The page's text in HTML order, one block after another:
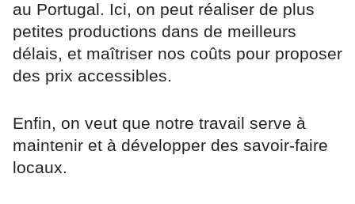
au Portugal. Ici, on peut réaliser de plus
petites productions dans de meilleurs
délais, et maîtriser nos coûts pour proposer
des prix accessibles.
Enfin, on veut que notre travail serve à
maintenir et à développer des savoir-faire
locaux.